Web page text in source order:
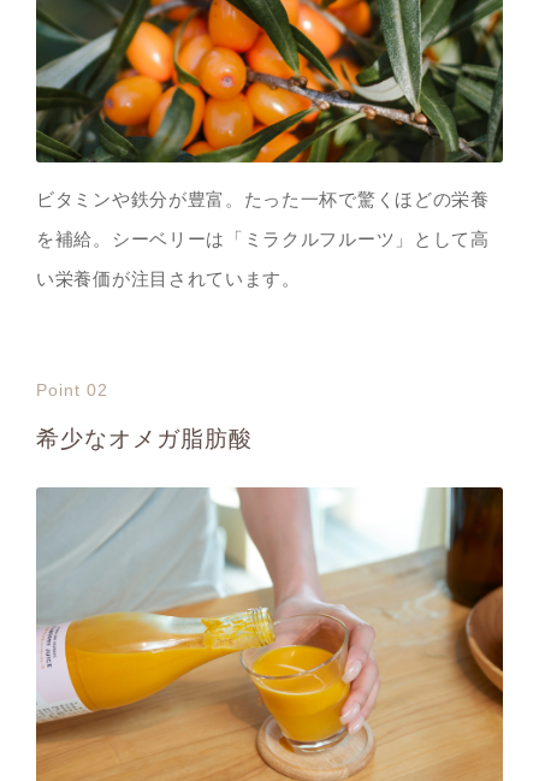
ビタミンや鉄分が豊富。たった一杯で驚くほどの栄養
を補給。シーベリーは「ミラクルフルーツ」として高
い栄養価が注目されています。
Point 02
希少なオメガ脂肪酸